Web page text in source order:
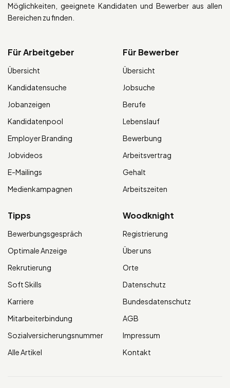
Möglichkeiten, geeignete Kandidaten und Bewerber aus allen
Bereichen zu finden.
Für Arbeitgeber
Übersicht
Kandidatensuche
Jobanzeigen
Kandidatenpool
Employer Branding
Jobvideos
E-Mailings
Medienkampagnen
Für Bewerber
Übersicht
Jobsuche
Berufe
Lebenslauf
Bewerbung
Arbeitsvertrag
Gehalt
Arbeitszeiten
Tipps
Bewerbungsgespräch
Optimale Anzeige
Rekrutierung
Soft Skills
Karriere
Mitarbeiterbindung
Sozialversicherungsnummer
Alle Artikel
Woodknight
Registrierung
Über uns
Orte
Datenschutz
Bundesdatenschutz
AGB
Impressum
Kontakt